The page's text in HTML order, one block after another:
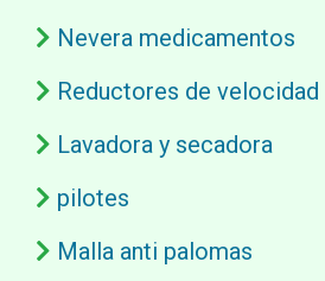
Nevera medicamentos
Reductores de velocidad
Lavadora y secadora
pilotes
Malla anti palomas